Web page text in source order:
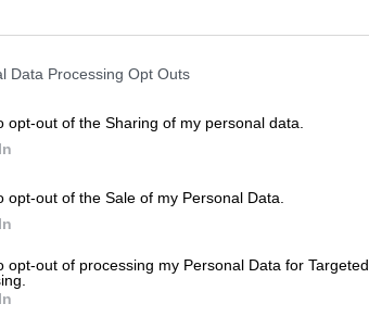
Data Processing Opt Outs
opt-out of the Sharing of my personal data.
opt-out of the Sale of my Personal Data.
opt-out of processing my Personal Data for Targeted
των αναπτυγμένων οικονομιών
2025 και θα ακολουθεί ανοδική
ελληνικό δημόσιο χρέος θα κινηθεί
την ίδια περίοδο από το 145,7%
μέσο όρο. Η πρόβλεψη αυτή
με την οποία το ελληνικό χρέος
το 2026 και στο 130,3% το 2027.
να αυξηθεί, αλλά με
το 2031 από 87,1% το 2025. Η
Ελλάδας το 2026 και τα επόμενα
πρωτογενή δημοσιονομικά